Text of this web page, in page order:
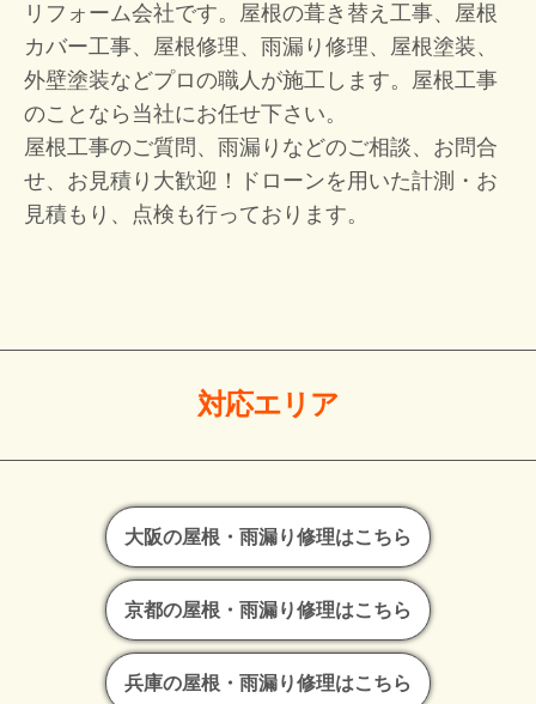
リフォーム会社です。屋根の葺き替え工事、屋根
カバー工事、屋根修理、雨漏り修理、屋根塗装、
外壁塗装などプロの職人が施工します。屋根工事
のことなら当社にお任せ下さい。
屋根工事のご質問、雨漏りなどのご相談、お問合
せ、お見積り大歓迎！
ドローンを用いた計測・お
見積もり、点検も行っております。
対応エリア
大阪の屋根・雨漏り修理はこちら
京都の屋根・雨漏り修理はこちら
兵庫の屋根・雨漏り修理はこちら